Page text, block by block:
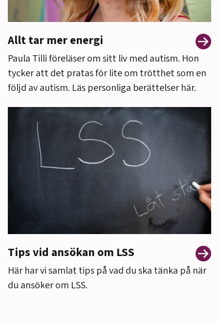
Allt tar mer energi
Paula Tilli föreläser om sitt liv med autism. Hon
tycker att det pratas för lite om trötthet som en
följd av autism. Läs personliga berättelser här.
Tips vid ansökan om LSS
Här har vi samlat tips på vad du ska tänka på när
du ansöker om LSS.